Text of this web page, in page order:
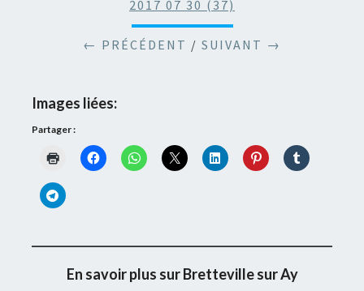
2017 07 30 (37)
← PRÉCÉDENT / SUIVANT →
Images liées:
Partager :
En savoir plus sur Bretteville sur Ay